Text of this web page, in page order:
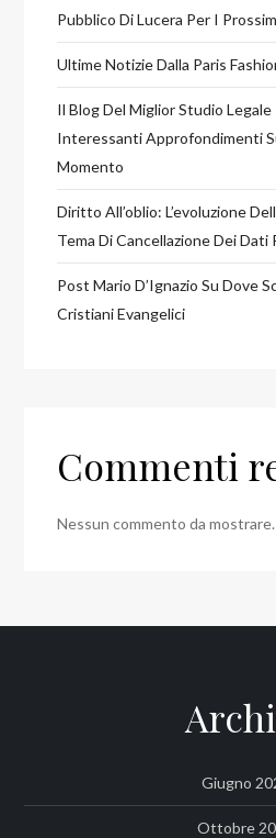
Pubblico Di Lucera Per I
Ultime Notizie Dalla Paris
Il Blog Del Miglior Studio Legale
Interessanti Approfondimenti
Momento
Diritto All’oblio: L’evoluzione
Tema Di Cancellazione Dei Dati
Post Mario D’Ignazio Su Dove
Cristiani Evangelici
Commenti
Nessun commento da mostrare.
Giugno
Ottobre